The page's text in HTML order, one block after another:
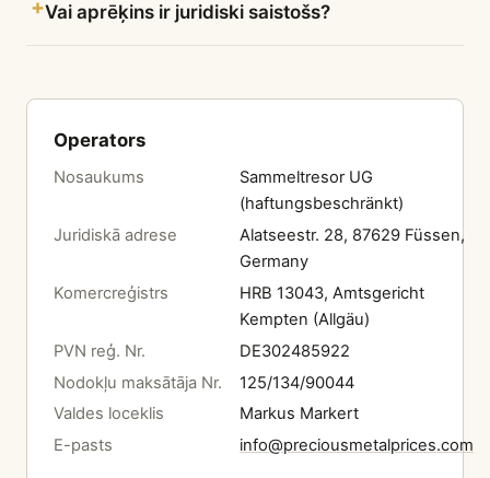
Vai aprēķins ir juridiski saistošs?
Operators
Nosaukums
Sammeltresor UG
(haftungsbeschränkt)
Juridiskā adrese
Alatseestr. 28, 87629 Füssen,
Germany
Komercreģistrs
HRB 13043, Amtsgericht
Kempten (Allgäu)
PVN reģ. Nr.
DE302485922
Nodokļu maksātāja Nr.
125/134/90044
Valdes loceklis
Markus Markert
E-pasts
info@preciousmetalprices.com